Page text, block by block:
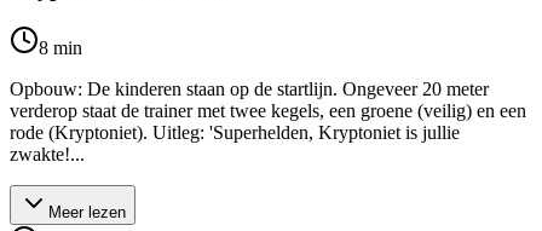
8 min
Opbouw: De kinderen staan op de startlijn. Ongeveer 20 meter
verderop staat de trainer met twee kegels, een groene (veilig) en een
rode (Kryptoniet). Uitleg: 'Superhelden, Kryptoniet is jullie
zwakte!...
Meer lezen